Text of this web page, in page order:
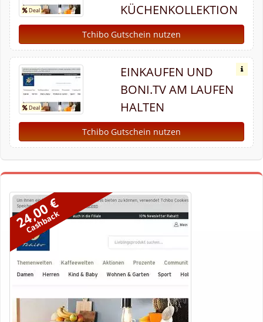
KÜCHENKOLLEKTION
Tchibo Gutschein nutzen
EINKAUFEN UND
BONI.TV AM LAUFEN
HALTEN
Tchibo Gutschein nutzen
24,00 €
Cashback